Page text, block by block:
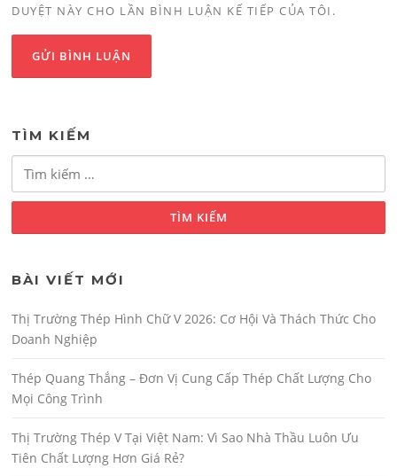
DUYỆT NÀY CHO LẦN BÌNH LUẬN KẾ TIẾP CỦA TÔI.
TÌM KIẾM
kiếm
cho:
BÀI VIẾT MỚI
Thị Trường Thép Hình Chữ V 2026: Cơ Hội Và Thách Thức Cho
Doanh Nghiệp
Thép Quang Thắng – Đơn Vị Cung Cấp Thép Chất Lượng Cho
Mọi Công Trình
Thị Trường Thép V Tại Việt Nam: Vì Sao Nhà Thầu Luôn Ưu
Tiên Chất Lượng Hơn Giá Rẻ?